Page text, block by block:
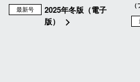
最新号
2025年冬版（電子
版）